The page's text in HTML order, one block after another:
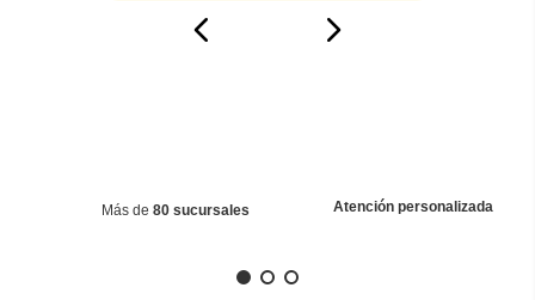
Más de 80 sucursales Atención personalizada